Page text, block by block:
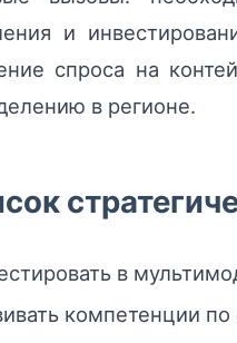
и
спроса на
в регионе.
в
компетенции по